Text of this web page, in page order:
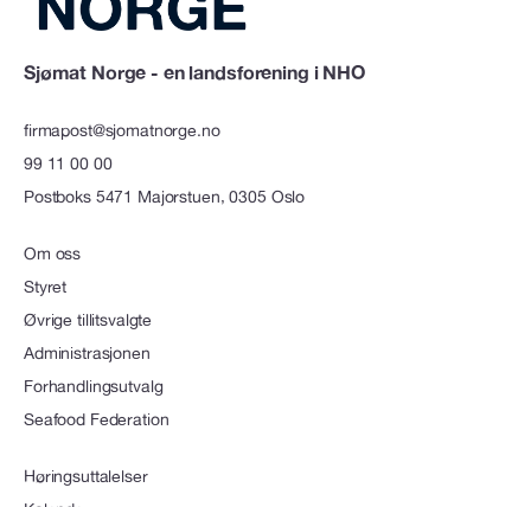
Sjømat Norge - en landsforening i NHO
firmapost@sjomatnorge.no
99 11 00 00
Postboks 5471 Majorstuen, 0305 Oslo
Om oss
Styret
Øvrige tillitsvalgte
Administrasjonen
Forhandlingsutvalg
Seafood Federation
Høringsuttalelser